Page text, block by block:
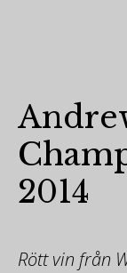
2014
Rött vin från